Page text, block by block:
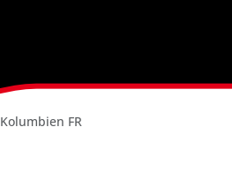
Kolumbien FR